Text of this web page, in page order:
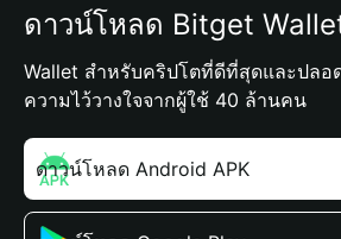
ดาวน์โหลด Bitget
Wallet สำหรับคริปโตที่ดีที่สุดและปลอ
ความไว้วางใจจากผู้ใช้ 40 ล้านคน
ดาวน์โหลด Android APK